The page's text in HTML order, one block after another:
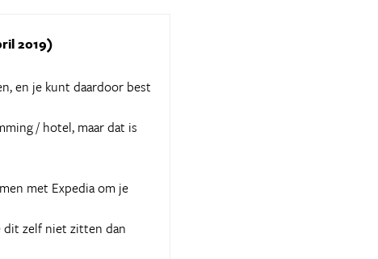
2019)
en je kunt daardoor best
/ hotel, maar dat is
met Expedia om je
dit zelf niet zitten dan